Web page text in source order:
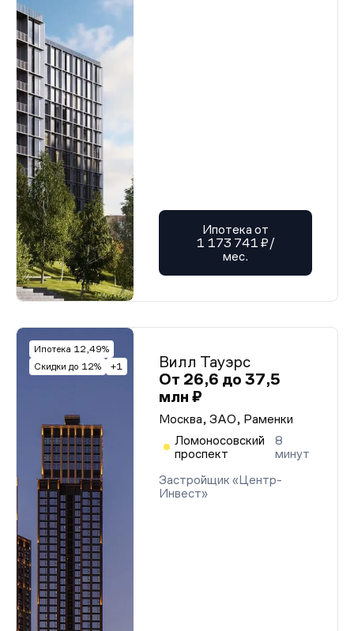
Ипотека от
1 173 741 ₽/
мес.
Ипотека 12,49%
Скидки до 12%
+1
Вилл Тауэрс
От 26,6 до 37,5
млн ₽
Москва, ЗАО, Раменки
Ломоносовский
проспект
8
минут
Застройщик «Центр-
Инвест»